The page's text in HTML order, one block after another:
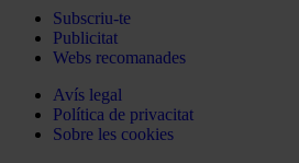
Subscriu-te
Publicitat
Webs recomanades
Avís legal
Política de privacitat
Sobre les cookies